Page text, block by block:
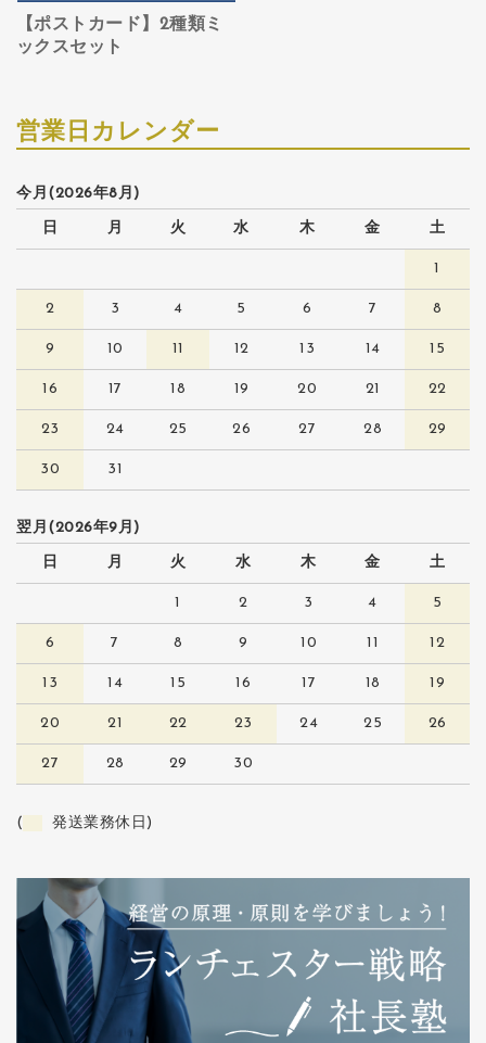
【ポストカード】2種類ミ
ックスセット
営業日カレンダー
今月(2026年8月)
日 月 火 水 木 金 土
1
2 3 4 5 6 7 8
9 10 11 12 13 14 15
16 17 18 19 20 21 22
23 24 25 26 27 28 29
30 31
翌月(2026年9月)
日 月 火 水 木 金 土
1 2 3 4 5
6 7 8 9 10 11 12
13 14 15 16 17 18 19
20 21 22 23 24 25 26
27 28 29 30
( 発送業務休日)